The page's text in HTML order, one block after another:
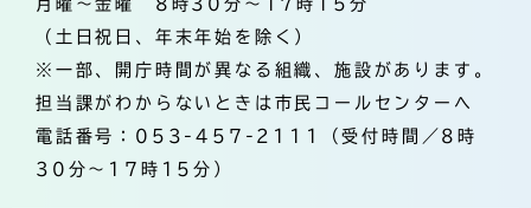
（土日祝日、年末年始を除く）
※一部、開庁時間が異なる組織、施設があります。
担当課がわからないときは市民コールセンターへ
電話番号：053-457-2111（受付時間／8時
30分～17時15分）